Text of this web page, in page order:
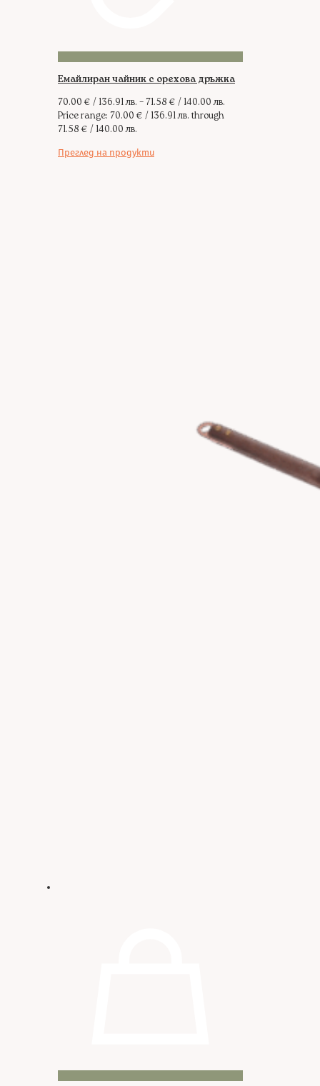
Емайлиран чайник с орехова дръжка
70.00 € / 136.91 лв. –71.58 € / 140.00 лв.
Price range: 70.00 € / 136.91 лв. through
71.58 € / 140.00 лв.
Преглед на продукти